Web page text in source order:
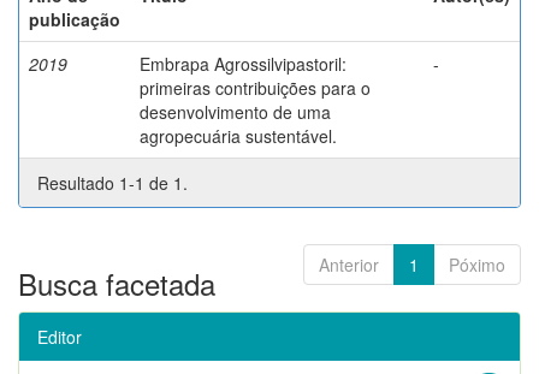
publicação
2019
Embrapa Agrossilvipastoril:
primeiras contribuições para o
desenvolvimento de uma
agropecuária sustentável.
-
Resultado 1-1 de 1.
Anterior 1 Póximo
Busca facetada
Editor